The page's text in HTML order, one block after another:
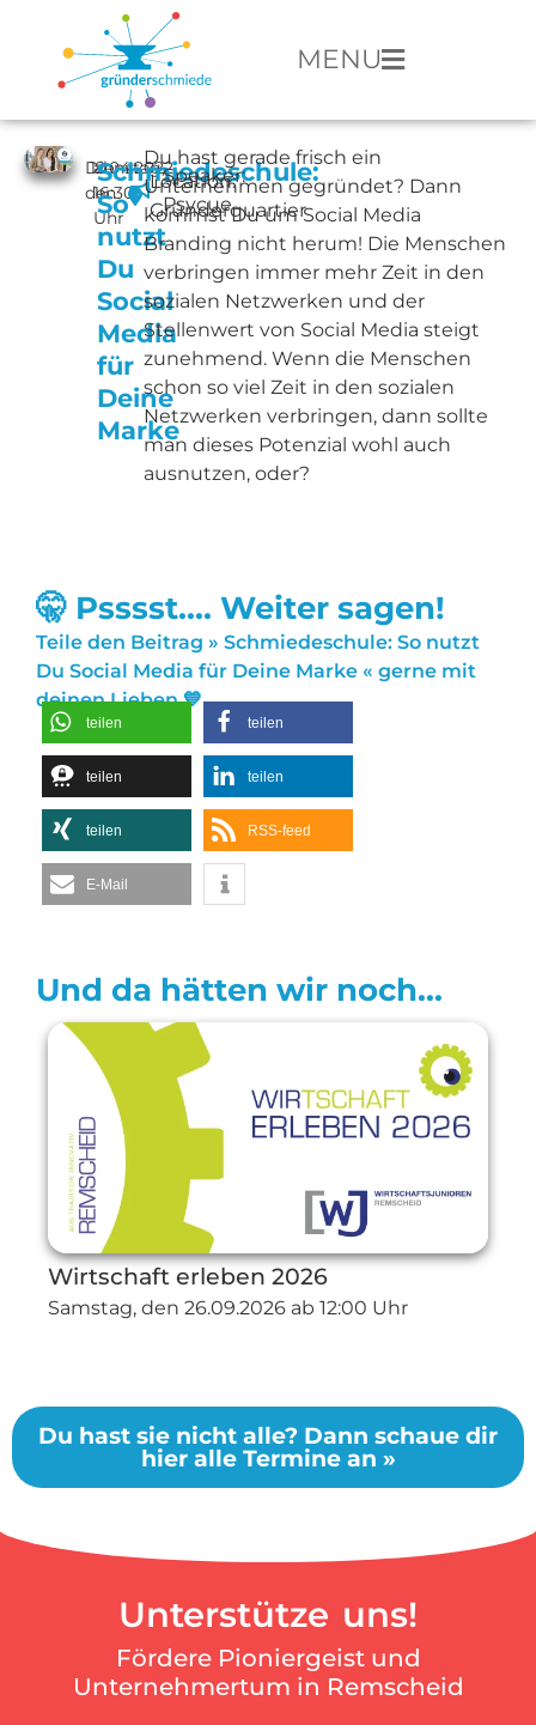
MENU
Dienstag,
den
12.04.2022
ab
16:30
Uhr
Schmiedeschule:
So
nutzt
Du
Social
Media
für
Deine
Marke
Location:
Gründerquartier
Speaker:
Psycue
Du hast gerade frisch ein
Unternehmen gegründet? Dann
kommst Du um Social Media
Branding nicht herum! Die Menschen
verbringen immer mehr Zeit in den
sozialen Netzwerken und der
Stellenwert von Social Media steigt
zunehmend. Wenn die Menschen
schon so viel Zeit in den sozialen
Netzwerken verbringen, dann sollte
man dieses Potenzial wohl auch
ausnutzen, oder?
🤫 Psssst.... Weiter sagen!
Teile den Beitrag » Schmiedeschule: So nutzt
Du Social Media für Deine Marke « gerne mit
deinen Lieben 💙
teilen teilen
teilen teilen
teilen RSS-feed
E-Mail
Und da hätten wir noch...
Wirtschaft erleben 2026
Samstag, den 26.09.2026 ab 12:00 Uhr
Du hast sie nicht alle? Dann schaue dir
hier alle Termine an »
Unterstütze uns!
Fördere Pioniergeist und
Unternehmertum in Remscheid